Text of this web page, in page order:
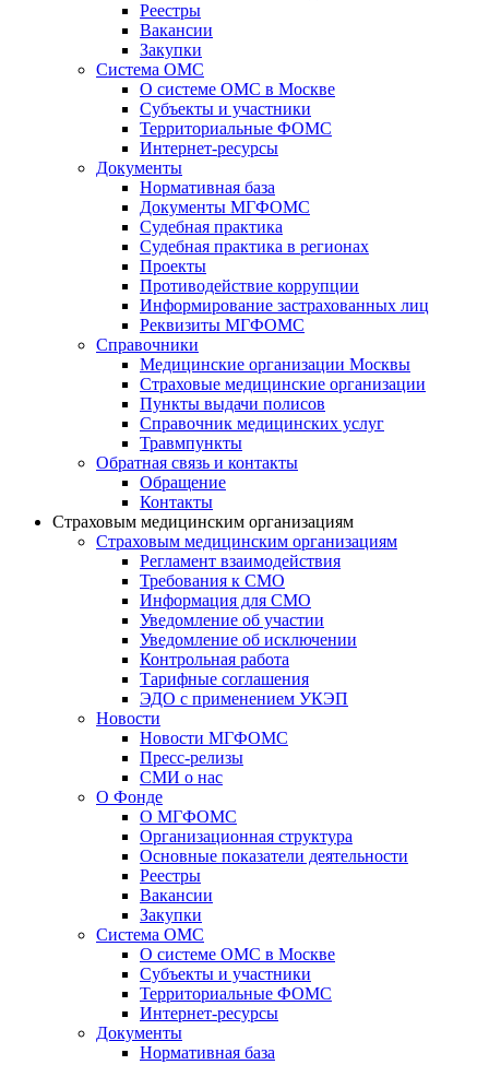
Реестры
Вакансии
Закупки
Система ОМС
О системе ОМС в Москве
Субъекты и участники
Территориальные ФОМС
Интернет-ресурсы
Документы
Нормативная база
Документы МГФОМС
Судебная практика
Судебная практика в регионах
Проекты
Противодействие коррупции
Информирование застрахованных лиц
Реквизиты МГФОМС
Справочники
Медицинские организации Москвы
Страховые медицинские организации
Пункты выдачи полисов
Справочник медицинских услуг
Травмпункты
Обратная связь и контакты
Обращение
Контакты
Страховым медицинским организациям
Страховым медицинским организациям
Регламент взаимодействия
Требования к СМО
Информация для СМО
Уведомление об участии
Уведомление об исключении
Контрольная работа
Тарифные соглашения
ЭДО с применением УКЭП
Новости
Новости МГФОМС
Пресс-релизы
СМИ о нас
О Фонде
О МГФОМС
Организационная структура
Основные показатели деятельности
Реестры
Вакансии
Закупки
Система ОМС
О системе ОМС в Москве
Субъекты и участники
Территориальные ФОМС
Интернет-ресурсы
Документы
Нормативная база